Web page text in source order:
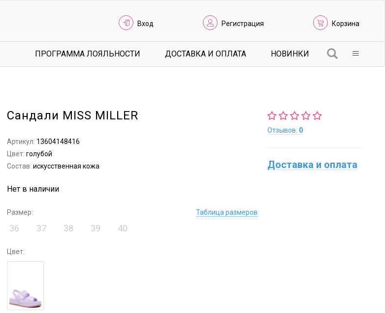
Вход Регистрация Корзина
ПРОГРАММА ЛОЯЛЬНОСТИ ДОСТАВКА И ОПЛАТА НОВИНКИ
Сандали MISS MILLER
Артикул: 13604148416
Цвет:голубой
Состав:искусственная кожа
Нет в наличии
Размер: Таблица размеров
36 37 38 39 40
Цвет:
Отзывов: 0
Доставка и оплата